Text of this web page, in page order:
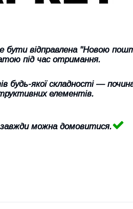
бути відправлена "Новою
під час отримання.
будь-якої складності —
елементів.
можна домовитися.